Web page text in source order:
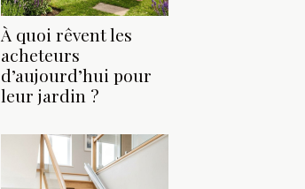
À quoi rêvent les
acheteurs
d’aujourd’hui pour
leur jardin ?